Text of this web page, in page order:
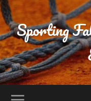
Sporting